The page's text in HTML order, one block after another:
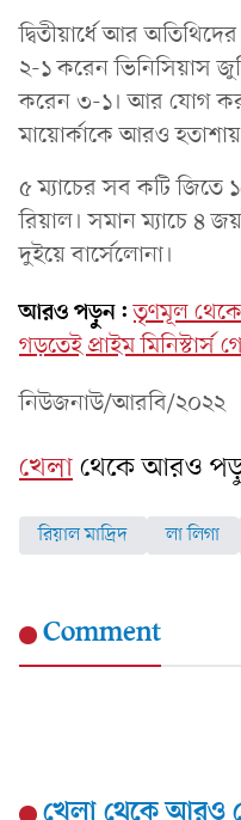
দ্বিতীয়ার্ধে আর
২-১ করেন ভিনিসিয়াস
করেন ৩-১। আর যোগ
মায়োর্কাকে আরও
৫ ম্যাচের সব কটি জিতে
রিয়াল। সমান ম্যাচে ৪
দুইয়ে বার্সেলোনা।
আরও পড়ুন: তৃণমূল থেকে
গড়তেই প্রাইম মিনিস্টার্স
নিউজনাউ/আরবি/২০২২
খেলাথেকে আরও
রিয়াল মাদ্রিদ লা লিগা
Comment